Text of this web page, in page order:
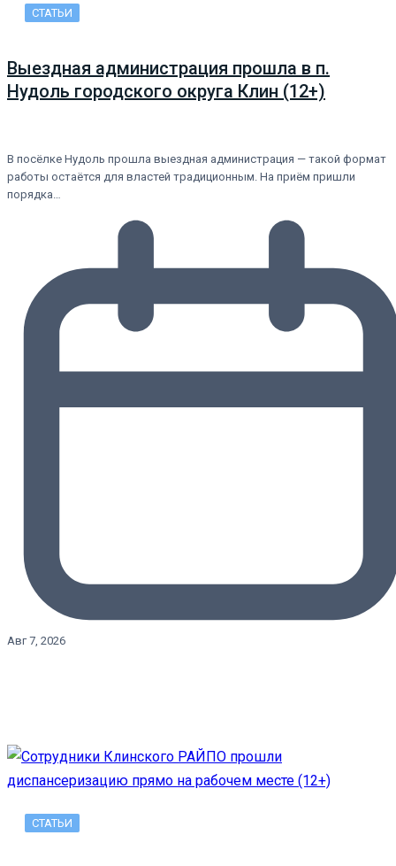
СТАТЬИ
Выездная администрация прошла в п.
Нудоль городского округа Клин (12+)
В посёлке Нудоль прошла выездная администрация — такой формат
работы остаётся для властей традиционным. На приём пришли
порядка…
Авг 7, 2026
СТАТЬИ